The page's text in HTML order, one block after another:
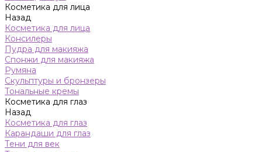
Косметика для лица
Назад
Косметика для лица
Консилеры
Пудра для макияжа
Спонжи для макияжа
Румяна
Скульптуры и бронзеры
Тональные кремы
Косметика для глаз
Назад
Косметика для глаз
Карандаши для глаз
Тени для век